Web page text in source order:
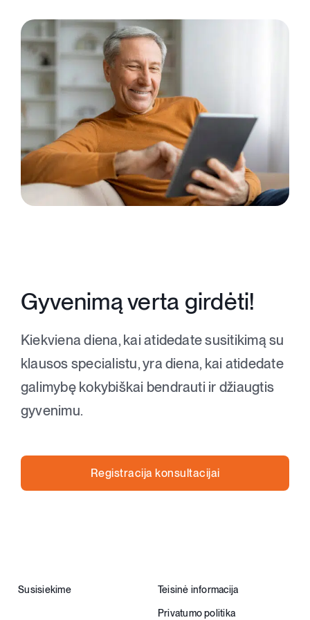
Krepšelis
+370 620 33338
Registracija
Gyvenimą verta girdėti!
Kiekviena diena, kai atidedate susitikimą su
klausos specialistu, yra diena, kai atidedate
galimybę kokybiškai bendrauti ir džiaugtis
gyvenimu.
Registracija konsultacijai
Susisiekime Teisinė informacija
Privatumo politika